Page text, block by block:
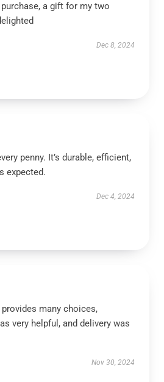
a gift for my two
Dec 8, 2024
penny. It’s durable, efficient,
expected.
Dec 4, 2024
many choices,
very helpful, and delivery was
Nov 30, 2024